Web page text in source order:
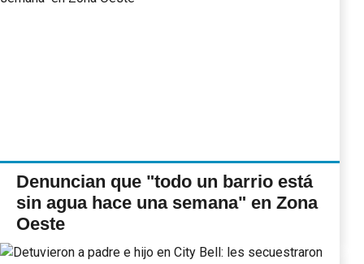
Denuncian que "todo un barrio está
sin agua hace una semana" en Zona
Oeste